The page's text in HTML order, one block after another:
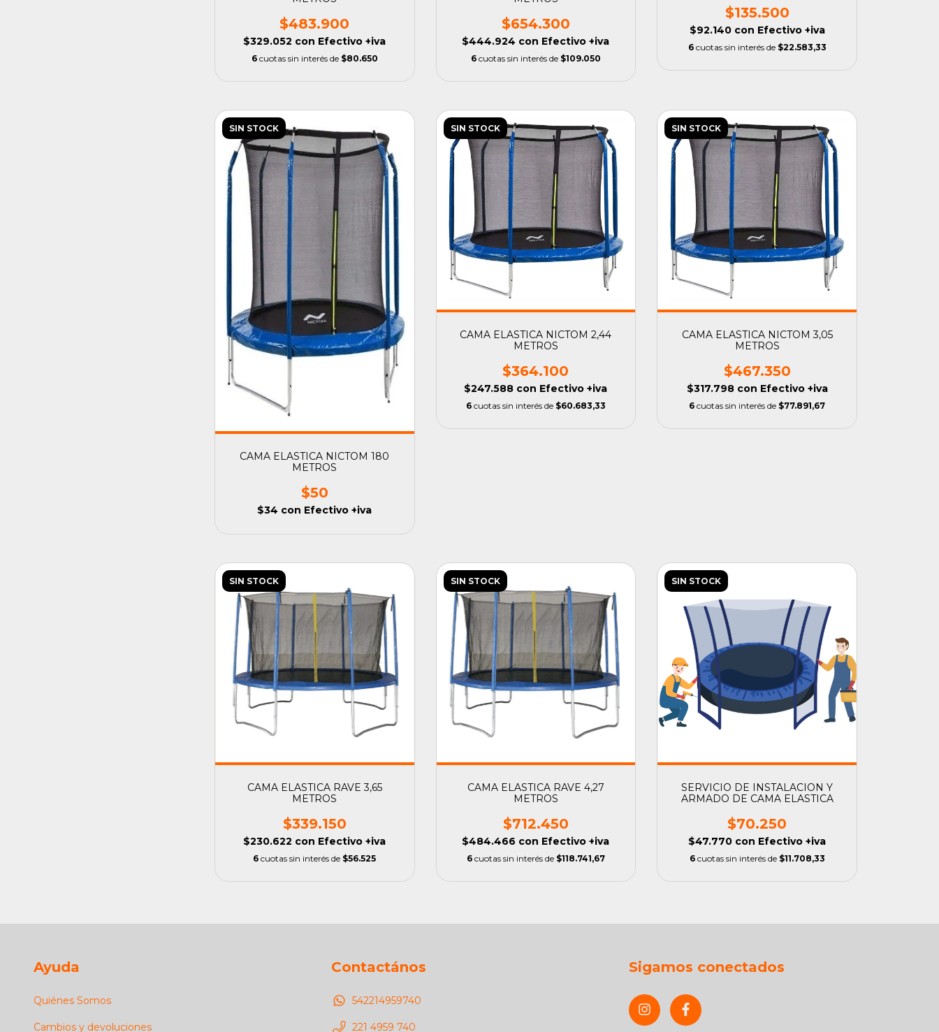
$483.900
$329.052 con Efectivo +iva
6 cuotas sin interés de $80.650
$654.300
$444.924 con Efectivo +iva
6 cuotas sin interés de $109.050
$135.500
$92.140 con Efectivo +iva
6 cuotas sin interés de $22.583,33
SIN STOCK
CAMA ELASTICA NICTOM 180
METROS
$50
$34 con Efectivo +iva
SIN STOCK
CAMA ELASTICA NICTOM 2,44
METROS
$364.100
$247.588 con Efectivo +iva
6 cuotas sin interés de $60.683,33
SIN STOCK
CAMA ELASTICA NICTOM 3,05
METROS
$467.350
$317.798 con Efectivo +iva
6 cuotas sin interés de $77.891,67
SIN STOCK
CAMA ELASTICA RAVE 3,65
METROS
$339.150
$230.622 con Efectivo +iva
6 cuotas sin interés de $56.525
SIN STOCK
CAMA ELASTICA RAVE 4,27
METROS
$712.450
$484.466 con Efectivo +iva
6 cuotas sin interés de $118.741,67
SIN STOCK
SERVICIO DE INSTALACION Y
ARMADO DE CAMA ELASTICA
$70.250
$47.770 con Efectivo +iva
6 cuotas sin interés de $11.708,33
Ayuda
Quiénes Somos
Cambios y devoluciones
Contactános
542214959740
221 4959 740
Sigamos conectados